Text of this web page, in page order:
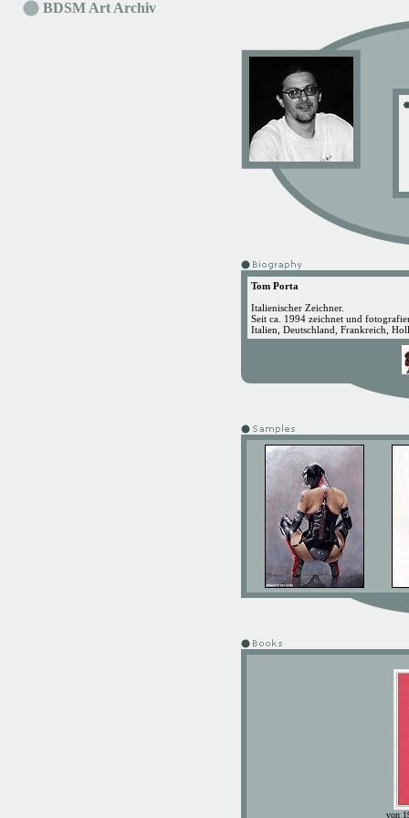
BDSM Art Archiv
Tom Porta
Italienischer Zeichner.
Seit ca. 1994 zeichnet und
Italien, Deutschland, Frankreich,
von